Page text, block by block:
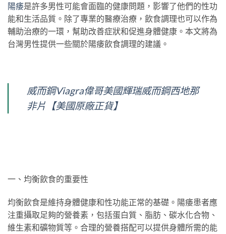
陽痿是許多男性可能會面臨的健康問題，影響了他們的性功
能和生活品質。除了專業的醫療治療，飲食調理也可以作為
輔助治療的一環，幫助改善症狀和促進身體健康。本文將為
台灣男性提供一些關於陽痿飲食調理的建議。
威而鋼Viagra偉哥美國輝瑞威而鋼西地那
非片【美國原廠正貨】
一、均衡飲食的重要性
均衡飲食是維持身體健康和性功能正常的基礎。陽痿患者應
注重攝取足夠的營養素，包括蛋白質、脂肪、碳水化合物、
維生素和礦物質等。合理的營養搭配可以提供身體所需的能